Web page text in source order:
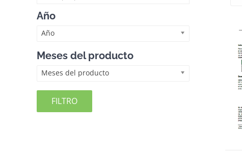
Año
Año
Meses del producto
Meses del producto
FILTRO